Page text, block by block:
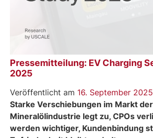
Pressemitteilung: EV Charging
2025
Veröffentlicht am 16. September
Starke Verschiebungen im Markt
Mineralölindustrie legt zu, CPOs
werden wichtiger, Kundenbindung